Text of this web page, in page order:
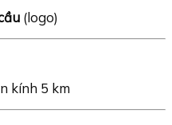
(logo)
kính 5 km